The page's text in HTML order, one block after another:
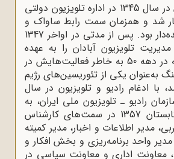
محمود جعفریان در سال 1345 در اداره تلویزیون دولتی
شد و همزمان سمت رابط ساواک و
تلویزیون را نیز عهده‌دار بود. پس از مدتی در اواخر 1347
تلویزیون آبادان را به عهده
گرفت. جعفریان که در دهه 50 به خاطر فعالیت‌هایش در
به‌عنوان یکی از تئوریسین‌های رژیم
با ادغام رادیو و تلویزیون در سال
رادیو ـ تلویزیون ملی ایران، به
تهران رفت و تا تابستان 1357 در سمت‌های کارشناس
مدیر اطلاعات و اخبار، مدیر کمیته
واحد برنامه‌ریزی و بخش افکار و
معاونت اداری و معاونت سیاسی در